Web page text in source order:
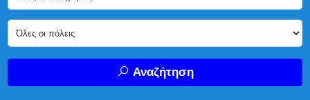
Αναζήτηση